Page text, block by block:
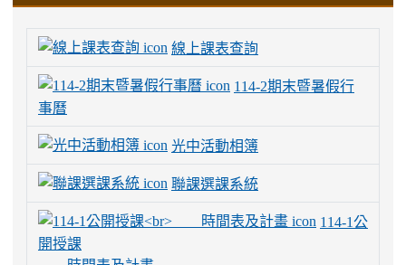
線上課表查詢
114-2期末暨暑假行
事曆
光中活動相簿
聯課選課系統
114-1公
開授課